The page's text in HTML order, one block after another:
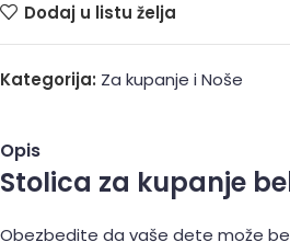
Dodaj u listu želja
Kategorija: Za kupanje i Noše
Opis
Stolica za kupanje
Obezbedite da vaše dete može